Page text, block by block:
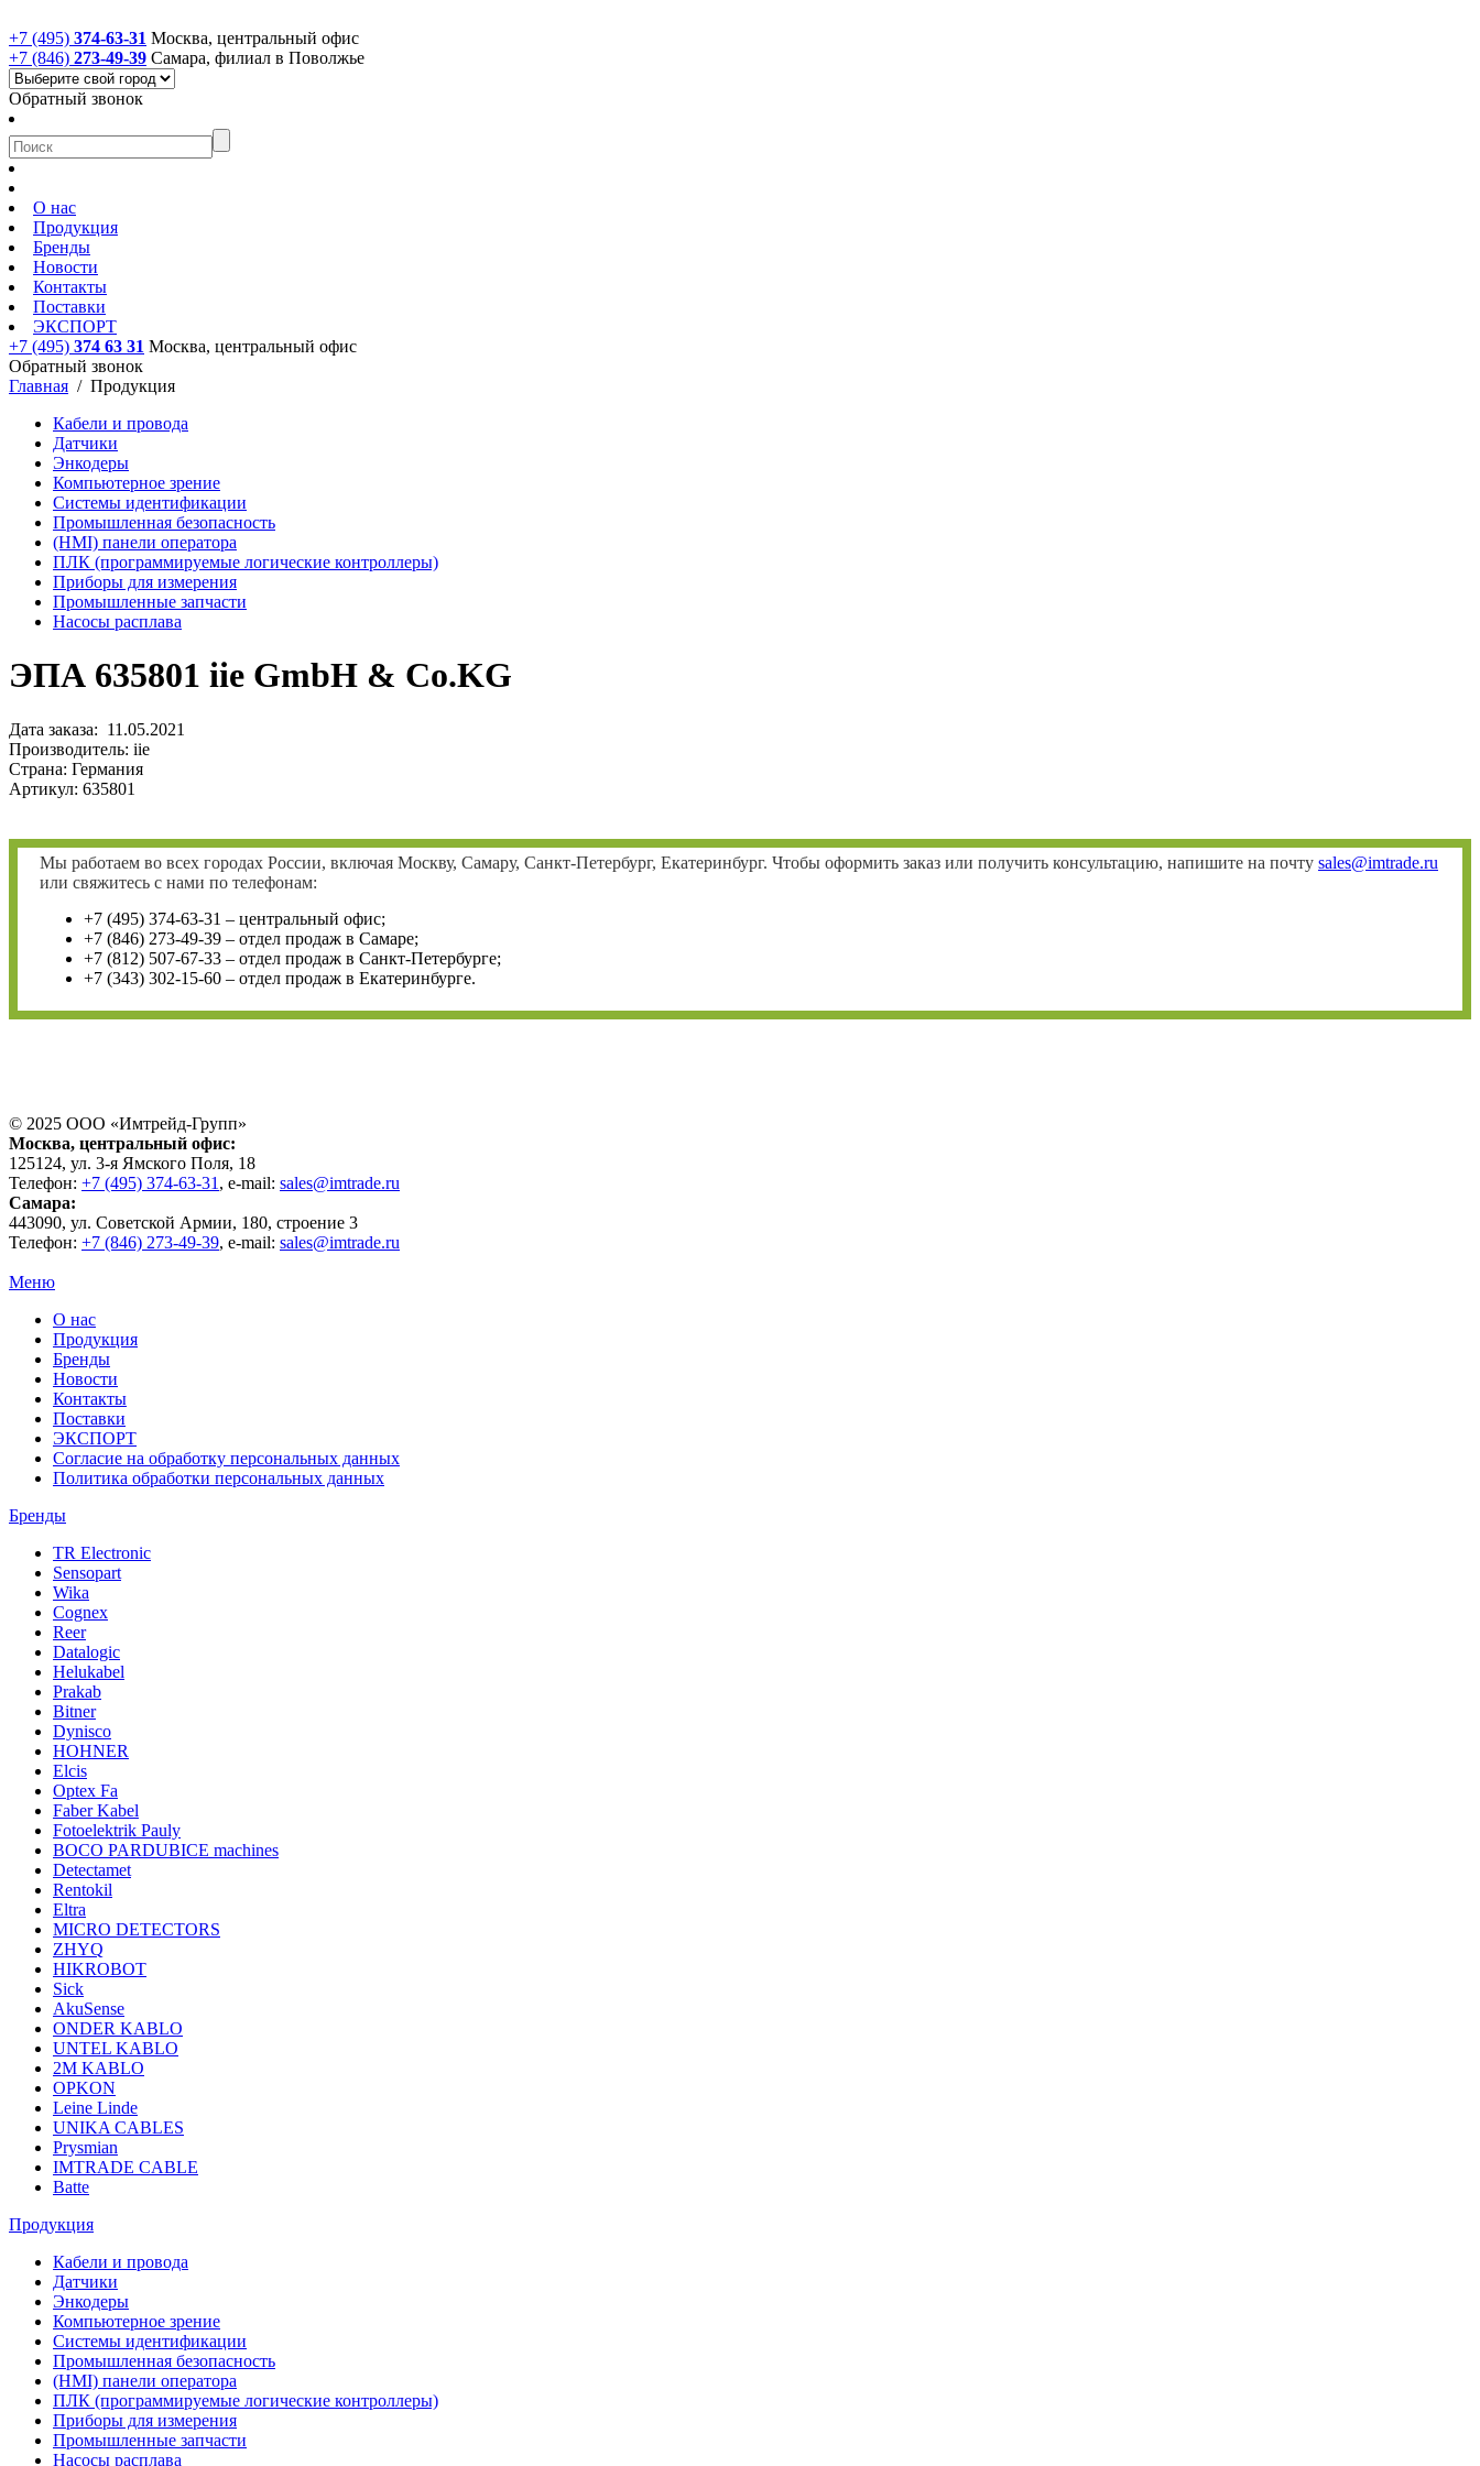
+7 (495) 374-63-31 Москва, центральный офис
+7 (846) 273-49-39 Самара, филиал в Поволжье
Обратный звонок
О нас
Продукция
Бренды
Новости
Контакты
Поставки
ЭКСПОРТ
+7 (495) 374 63 31 Москва, центральный офис
Обратный звонок
Главная / Продукция
Кабели и провода
Датчики
Энкодеры
Компьютерное зрение
Системы идентификации
Промышленная безопасность
(HMI) панели оператора
ПЛК (программируемые логические контроллеры)
Приборы для измерения
Промышленные запчасти
Насосы расплава
ЭПА 635801 iie GmbH & Co.KG
Дата заказа: 11.05.2021
Производитель: iie
Страна: Германия
Артикул: 635801
Мы работаем во всех городах России, включая Москву, Самару, Санкт-Петербург, Екатеринбург. Чтобы оформить заказ или получить консультацию, напишите на почту sales@imtrade.ru
или свяжитесь с нами по телефонам:
+7 (495) 374-63-31 – центральный офис;
+7 (846) 273-49-39 – отдел продаж в Самаре;
+7 (812) 507-67-33 – отдел продаж в Санкт-Петербурге;
+7 (343) 302-15-60 – отдел продаж в Екатеринбурге.
© 2025 ООО «Имтрейд-Групп»
Москва, центральный офис:
125124, ул. 3-я Ямского Поля, 18
Телефон: +7 (495) 374-63-31 , e-mail: sales@imtrade.ru
Самара:
443090, ул. Советской Армии, 180, строение 3
Телефон: +7 (846) 273-49-39, e-mail: sales@imtrade.ru
Меню
О нас
Продукция
Бренды
Новости
Контакты
Поставки
ЭКСПОРТ
Согласие на обработку персональных данных
Политика обработки персональных данных
Бренды
TR Electronic
Sensopart
Wika
Cognex
Reer
Datalogic
Helukabel
Prakab
Bitner
Dynisco
HOHNER
Elcis
Optex Fa
Faber Kabel
Fotoelektrik Pauly
BOCO PARDUBICE machines
Detectamet
Rentokil
Eltra
MICRO DETECTORS
ZHYQ
HIKROBOT
Sick
AkuSense
ONDER KABLO
UNTEL KABLO
2M KABLO
OPKON
Leine Linde
UNIKA CABLES
Prysmian
IMTRADE CABLE
Batte
Продукция
Кабели и провода
Датчики
Энкодеры
Компьютерное зрение
Системы идентификации
Промышленная безопасность
(HMI) панели оператора
ПЛК (программируемые логические контроллеры)
Приборы для измерения
Промышленные запчасти
Насосы расплава